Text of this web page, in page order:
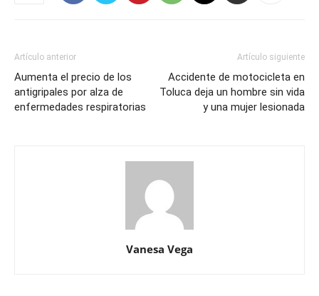
Artículo anterior
Aumenta el precio de los
antigripales por alza de
enfermedades respiratorias
Artículo siguiente
Accidente de motocicleta en
Toluca deja un hombre sin vida
y una mujer lesionada
Vanesa Vega